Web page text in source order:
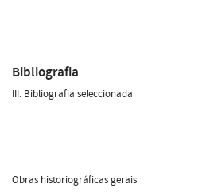
Bibliografia
III. Bibliografia seleccionada
Obras historiográficas gerais